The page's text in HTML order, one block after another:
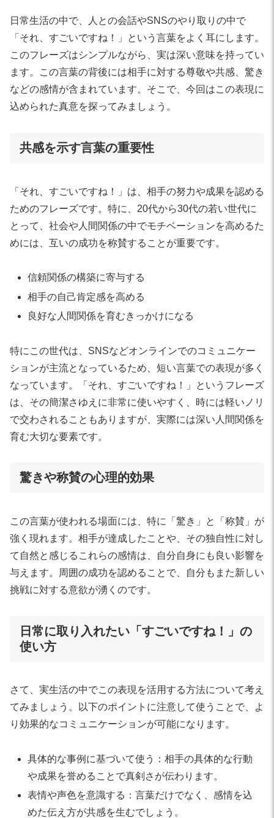
日常生活の中で、人との会話やSNSのやり取りの中で
「それ、すごいですね！」という言葉をよく耳にします。
このフレーズはシンプルながら、実は深い意味を持ってい
ます。この言葉の背後には相手に対する尊敬や共感、驚き
などの感情が含まれています。そこで、今回はこの表現に
込められた真意を探ってみましょう。
共感を示す言葉の重要性
「それ、すごいですね！」は、相手の努力や成果を認める
ためのフレーズです。特に、20代から30代の若い世代に
とって、社会や人間関係の中でモチベーションを高めるた
めには、互いの成功を称賛することが重要です。
信頼関係の構築に寄与する
相手の自己肯定感を高める
良好な人間関係を育むきっかけになる
特にこの世代は、SNSなどオンラインでのコミュニケー
ションが主流となっているため、短い言葉での表現が多く
なっています。「それ、すごいですね！」というフレーズ
は、その簡潔さゆえに非常に使いやすく、時には軽いノリ
で交わされることもありますが、実際には深い人間関係を
育む大切な要素です。
驚きや称賛の心理的効果
この言葉が使われる場面には、特に「驚き」と「称賛」が
強く現れます。相手が達成したことや、その独自性に対し
て自然と感じるこれらの感情は、自分自身にも良い影響を
与えます。周囲の成功を認めることで、自分もまた新しい
挑戦に対する意欲が湧くのです。
日常に取り入れたい「すごいですね！」の
使い方
さて、実生活の中でこの表現を活用する方法について考え
てみましょう。以下のポイントに注意して使うことで、よ
り効果的なコミュニケーションが可能になります。
具体的な事例に基づいて使う：相手の具体的な行動
や成果を誉めることで真剣さが伝わります。
表情や声色を意識する：言葉だけでなく、感情を込
めた伝え方が共感を生むでしょう。